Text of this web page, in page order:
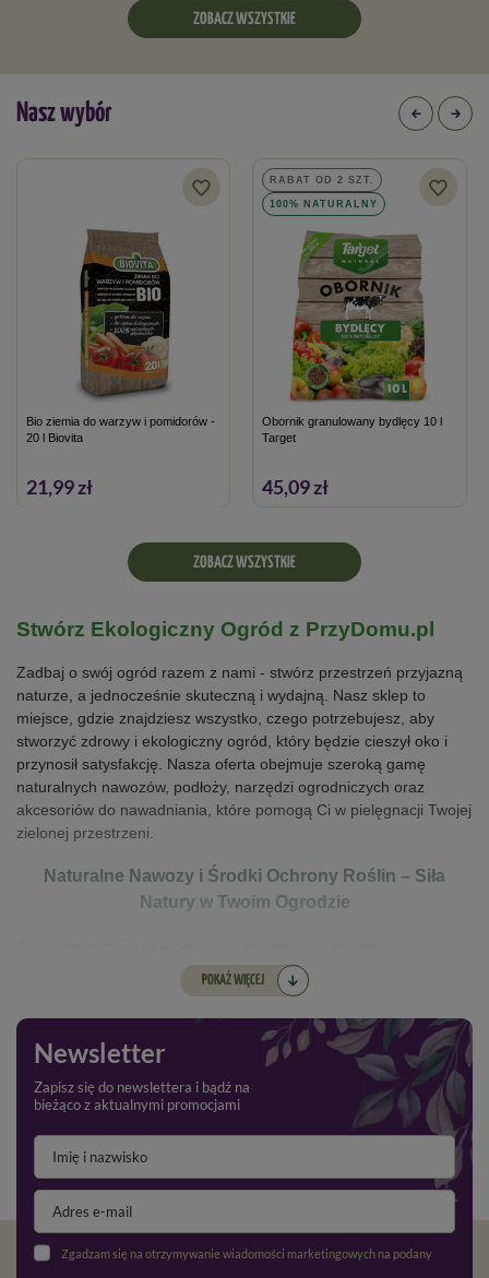
ZOBACZ WSZYSTKIE
Nasz wybór
Bio ziemia do warzyw i pomidorów -
20 l Biovita
21,99 zł
RABAT OD 2 SZT.
100% NATURALNY
Obornik granulowany bydlęcy 10 l
Target
45,09 zł
ZOBACZ WSZYSTKIE
Stwórz Ekologiczny Ogród z PrzyDomu.pl
Zadbaj o swój ogród razem z nami - stwórz przestrzeń przyjazną
naturze, a jednocześnie skuteczną i wydajną. Nasz sklep to
miejsce, gdzie znajdziesz wszystko, czego potrzebujesz, aby
stworzyć zdrowy i ekologiczny ogród, który będzie cieszył oko i
przynosił satysfakcję. Nasza oferta obejmuje szeroką gamę
naturalnych nawozów, podłoży, narzędzi ogrodniczych oraz
akcesoriów do nawadniania, które pomogą Ci w pielęgnacji Twojej
zielonej przestrzeni.
Naturalne Nawozy i Środki Ochrony Roślin – Siła
Natury w Twoim Ogrodzie
naturalne! Oferujemy szeroki wybór
naturalnych nawozów
które w sposób bezpieczny i ekologiczny wzbogacają glebę,
dostarczając roślinom wszystkich niezbędnych składników
odżywczych. W naszej ofercie znajdziesz komposty, biohumusy
oraz inne ekologiczne nawozy, które wspierają zdrowy wzrost
roślin bez chemii.Nie zapominamy również o ochronie roślin –
nasza gama naturalnychśrodków ochrony roślin
pozwala
skutecznie zwalczać szkodniki i choroby, nie szkodząc przy tym
środowisku.
Podłoża – Fundament Zdrowego Ogrodu
Solidne podłoże to podstawa każdego ogrodu. U nas znajdziesz
wysokiej jakości
podłoża
, które zapewniają optymalne warunki
POKAŻ WIĘCEJ
Newsletter
Zapisz się do newslettera i bądź na
bieżąco z aktualnymi promocjami
Zgadzam się na otrzymywanie wiadomości marketingowych na podany adres e-mail oraz przetwarzanie danych osobowych zgodnie z